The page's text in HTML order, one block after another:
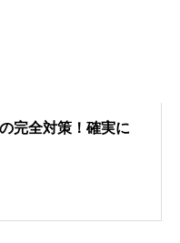
完全対策！確実に